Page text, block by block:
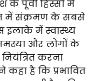
के पूर्वी हिस्सों में
में संक्रमण के सबसे
में स्वास्थ्य
और लोगों के
करना
कहा है कि प्रभावित